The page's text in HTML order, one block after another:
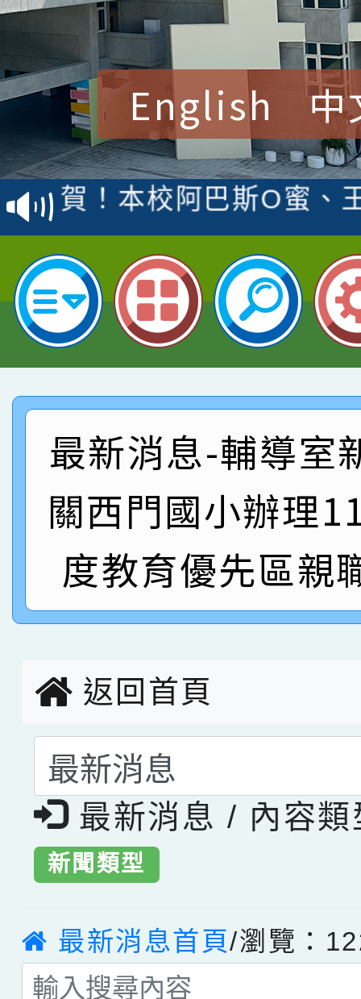
English 中
賀！本校參加桃園市中
賽 洪綺君教師榮獲社
賀！本校阿巴斯O蜜、
倩參加桃園市科展 國
名 指導老師王老師、
賀！本校四年二班張O
園市英語競賽國小朗讀
指導老師林老師
賀！本校參加桃園市中
賽 劉文瑛教師榮獲教
臺灣台語-第二名
賀！本校參與2026世
市賽榮獲科學小創客佳
創客第三名。
賀！本校參加桃園市中
賽 洪綺君教師榮獲社
名
賀！本校阿巴斯O蜜、
倩參加桃園市科展 國
名 指導老師王老師、
賀！本校四年二班張O
園市英語競賽國小朗讀
指導老師林老師
賀！本校參加桃園市中
賽 劉文瑛教師榮獲教
賀！本校參與2026世
市賽榮獲科學小創客佳
最新消息-輔導室
關西門國小辦理
度教育優先區親
返回首頁
選擇後頁面內容會更
最新消息 / 內容類
新聞類型
最新消息首頁/瀏覽：